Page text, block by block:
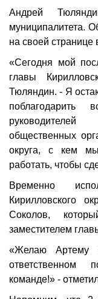
Андрей
муниципалитета.
на своей странице
«Сегодня мой
главы
Тюляндин. - Я
поблагодарить
общественных
округа, с кем
работать, чтобы
Временно
Кирилловского
Соколов,
заместителем
«Желаю Артему
ответственном
команде!» -